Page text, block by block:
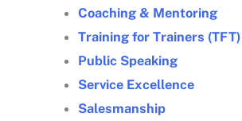
Coaching & Mentoring
Training for Trainers (TFT)
Public Speaking
Service Excellence
Salesmanship